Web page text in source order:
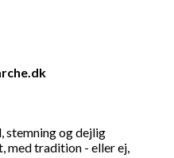
stemning og dejlig
med tradition - eller ej,